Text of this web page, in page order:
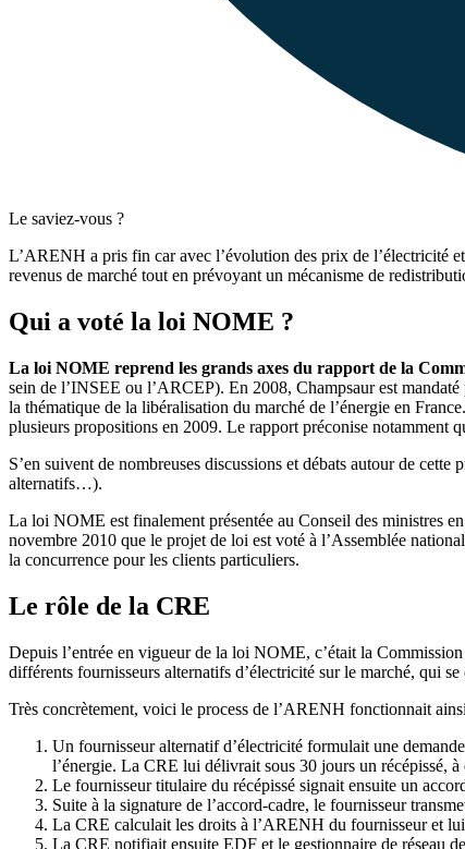
Le saviez-vous ?
L’ARENH a pris fin car avec l’évolution des prix de l’électricité
revenus de marché tout en prévoyant un mécanisme de
Qui a voté la loi NOME ?
La loi NOME reprend les grands axes du rapport de la
sein de l’INSEE ou l’ARCEP). En 2008, Champsaur est
la thématique de la libéralisation du marché de l’énergie en
plusieurs propositions en 2009. Le rapport préconise notamment
S’en suivent de nombreuses discussions et débats autour de
alternatifs…).
La loi NOME est finalement présentée au Conseil des ministres
novembre 2010 que le projet de loi est voté à l’Assemblée
la concurrence pour les clients particuliers.
Le rôle de la CRE
Depuis l’entrée en vigueur de la loi NOME, c’était la
différents fournisseurs alternatifs d’électricité sur le marché, qui se
Très concrètement, voici le process de l’ARENH fonctionnait ainsi
Un fournisseur alternatif d’électricité formulait une
l’énergie. La CRE lui délivrait sous 30 jours un récépissé,
Le fournisseur titulaire du récépissé signait ensuite un
Suite à la signature de l’accord-cadre, le fournisseur
La CRE calculait les droits à l’ARENH du fournisseur et lui
La CRE notifiait ensuite EDF et le gestionnaire de réseau